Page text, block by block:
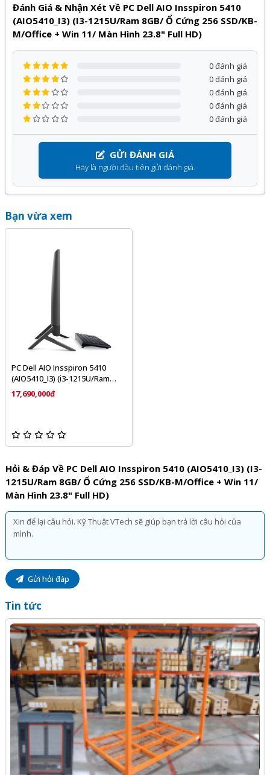
Đánh Giá & Nhận Xét Về PC Dell AIO Insspiron 5410
(AIO5410_I3) (i3-1215U/Ram 8GB/ Ổ Cứng 256 SSD/KB-
M/Office + Win 11/ Màn Hình 23.8" Full HD)
GỬI ĐÁNH GIÁ
Hãy là người đầu tiên gửi đánh giá.
0 đánh giá
0 đánh giá
0 đánh giá
0 đánh giá
0 đánh giá
Bạn vừa xem
PC Dell AIO Insspiron 5410
(AIO5410_I3) (i3-1215U/Ram
8GB/ Ổ cứng 256 SSD/KB-
M/Office + Win 11/ Màn hình
17,690,000đ
Hỏi & Đáp Về PC Dell AIO Insspiron 5410 (AIO5410_I3) (i3-
1215U/Ram 8GB/ Ổ Cứng 256 SSD/KB-M/Office + Win 11/
Màn Hình 23.8" Full HD)
Gửi hỏi đáp
Tin tức